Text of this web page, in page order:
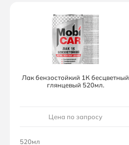
Лак бензостойкий 1К бесцветный
глянцевый 520мл.
Цена по запросу
520мл